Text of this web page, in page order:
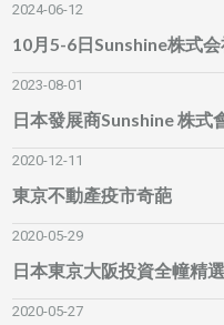
2024-06-12
10月5-6日Sunshine株式
2023-08-01
日本發展商Sunshine 株
2020-12-11
東京不動產疫市奇葩
2020-05-29
日本東京大阪投資全幢精
2020-05-27